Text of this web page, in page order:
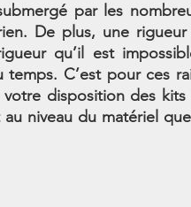
par les
De plus, une
qu’il est
temps. C’est pour ces
disposition des
niveau du matériel